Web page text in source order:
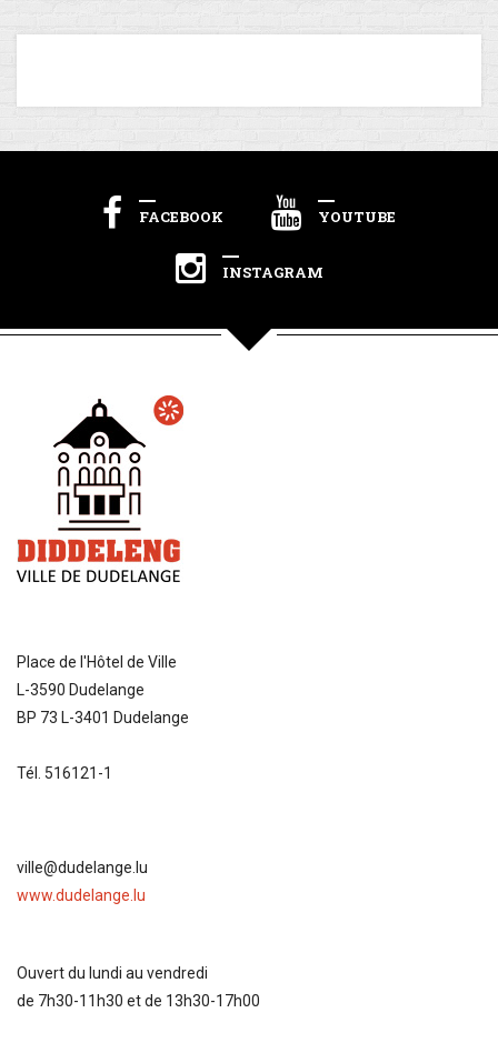
FACEBOOK YOUTUBE
INSTAGRAM
Place de l'Hôtel de Ville
L-3590 Dudelange
BP 73 L-3401 Dudelange
Tél. 516121-1
ville@dudelange.lu
www.dudelange.lu
Ouvert du lundi au vendredi
de 7h30-11h30 et de 13h30-17h00